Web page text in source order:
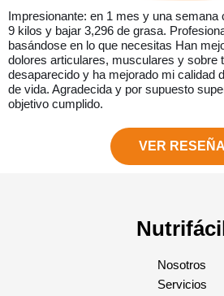
Impresionante: en 1 mes y una
9 kilos y bajar 3,296 de grasa.
basándose en lo que necesitas Han
dolores articulares, musculares y sobre
desaparecido y ha mejorado mi calidad
de vida. Agradecida y por supuesto
objetivo cumplido.
VER RESEÑA
Nosotros
Servicios